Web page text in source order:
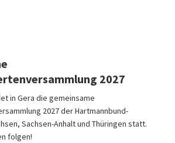
2027
in Gera die gemeinsame
2027 der Hartmannbund-
Sachsen-Anhalt und Thüringen statt.
folgen!